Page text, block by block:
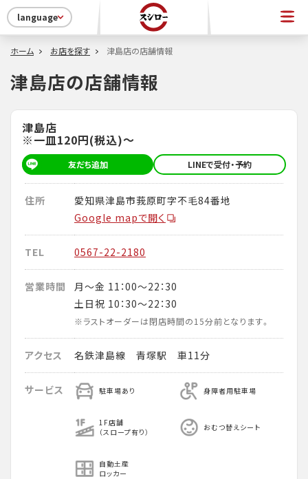
language
ホーム お店を探す 津島店の店舗情報
津島店の店舗情報
津島店
※一皿120円(税込)～
友だち追加 LINEで受付・予約
住所
愛知県津島市莪原町字不毛84番地
Google mapで開く
TEL 0567-22-2180
営業時間
月～金 11：00～22：30
土日祝 10：30～22：30
※ラストオーダーは閉店時間の15分前となります。
アクセス 名鉄津島線 青塚駅 車11分
サービス 駐車場あり 身障者用駐車場
1F店舗
（スロープ有り）
おむつ替えシート
自動土産
ロッカー